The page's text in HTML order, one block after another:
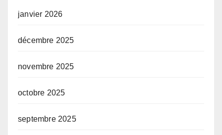
janvier 2026
décembre 2025
novembre 2025
octobre 2025
septembre 2025